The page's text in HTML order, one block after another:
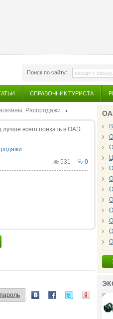
Поиск по сайту:
СПРАВОЧНИК ТУРИСТА
Распродажи.
лучше всего поехать в ОАЭ
0
531